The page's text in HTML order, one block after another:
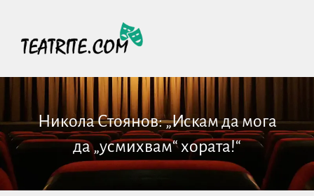
Никола Стоянов: „Искам да мога
да „усмихвам“ хората!“